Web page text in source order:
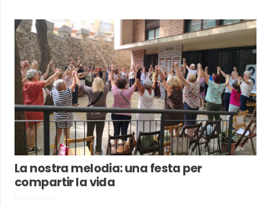
La nostra melodia: una festa per
compartir la vida